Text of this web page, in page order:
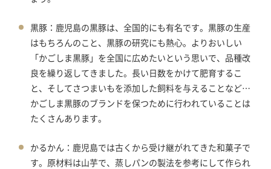
黒豚：鹿児島の黒豚は、全国的にも有名です。黒豚の生産
はもちろんのこと、黒豚の研究にも熱心。よりおいしい
「かごしま黒豚」を全国に広めたいという思いで、品種改
良を繰り返してきました。長い日数をかけて肥育するこ
と、そしてさつまいもを添加した飼料を与えることなど…
かごしま黒豚のブランドを保つために行われていることは
たくさんあります。
かるかん：鹿児島では古くから受け継がれてきた和菓子で
す。原材料は山芋で、蒸しパンの製法を参考にして作られ